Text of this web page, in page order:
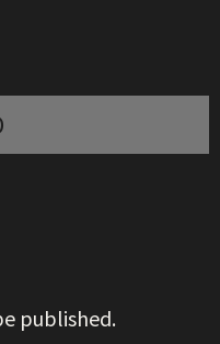
published.